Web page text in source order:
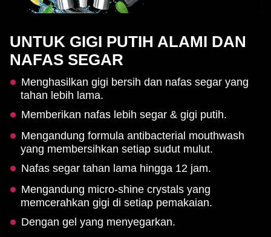
UNTUK GIGI PUTIH ALAMI DAN
NAFAS SEGAR
Menghasilkan gigi bersih dan nafas segar yang
tahan lebih lama.
Memberikan nafas lebih segar & gigi putih.
Mengandung formula antibacterial mouthwash
yang membersihkan setiap sudut mulut.
Nafas segar tahan lama hingga 12 jam.
Mengandung micro-shine crystals yang
memcerahkan gigi di setiap pemakaian.
Dengan gel yang menyegarkan.